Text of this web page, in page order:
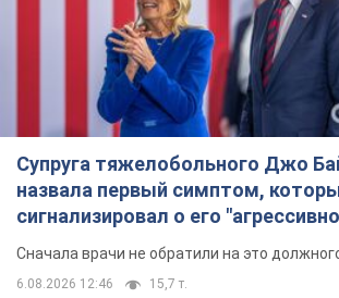
Супруга тяжелобольного Джо
назвала первый симптом,
сигнализировал о его
Сначала врачи не обратили на это
6.08.2026 12:46 15,7 т.